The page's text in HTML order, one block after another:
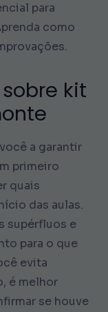
para
como
kit
a garantir
primeiro
quais
das aulas.
supérfluos e
para o que
evita
é melhor
se houve